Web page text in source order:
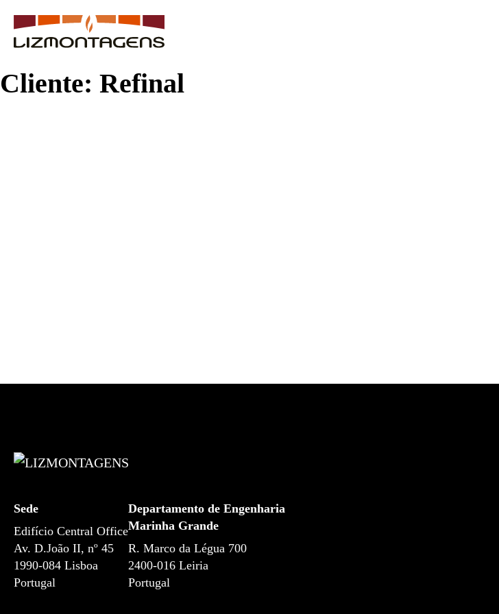
&
Cliente: Refinal
Sede
Edifício Central Office
Av. D.João II, nº 45
1990-084 Lisboa
Portugal
Departamento de Engenharia
Marinha Grande
R. Marco da Légua 700
2400-016 Leiria
Portugal